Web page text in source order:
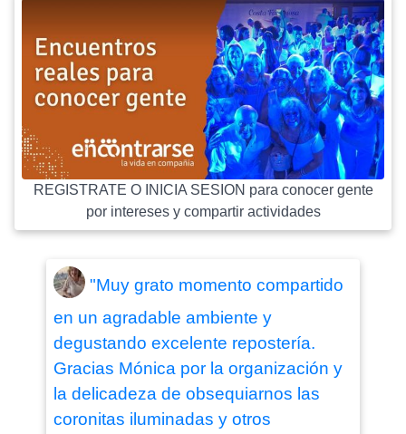
REGISTRATE O INICIA SESION para conocer gente
por intereses y compartir actividades
"Muy grato momento compartido
en un agradable ambiente y
degustando excelente repostería.
Gracias Mónica por la organización y
la delicadeza de obsequiarnos las
coronitas iluminadas y otros